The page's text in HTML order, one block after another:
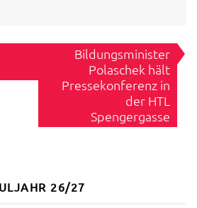
Bildungsminister
Polaschek hält
Pressekonferenz in
der HTL
Spengergasse
26/27